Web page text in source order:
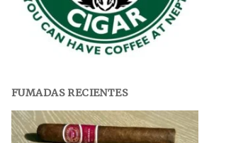
FUMADAS RECIENTES